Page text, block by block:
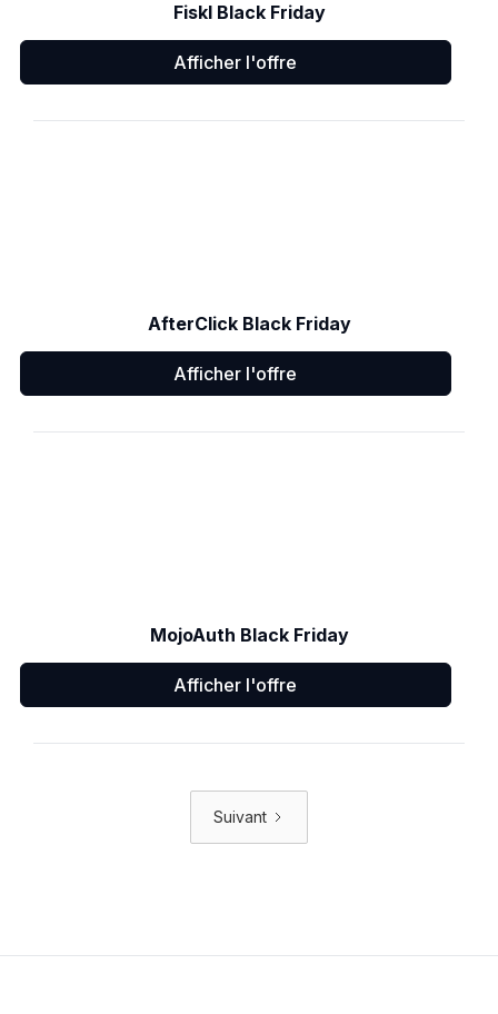
Fiskl Black Friday
Afficher l'offre
AfterClick Black Friday
Afficher l'offre
MojoAuth Black Friday
Afficher l'offre
Suivant